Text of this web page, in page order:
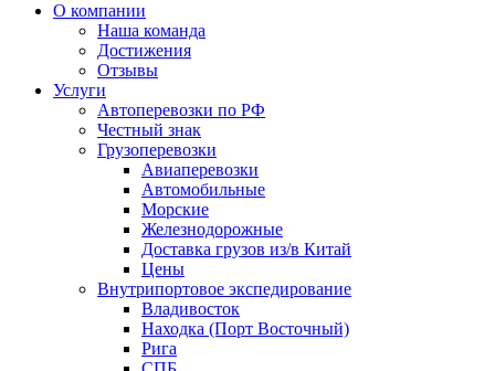
О компании
Наша команда
Достижения
Отзывы
Услуги
Автоперевозки по РФ
Честный знак
Грузоперевозки
Авиаперевозки
Автомобильные
Морские
Железнодорожные
Доставка грузов из/в Китай
Цены
Внутрипортовое экспедирование
Владивосток
Находка (Порт Восточный)
Рига